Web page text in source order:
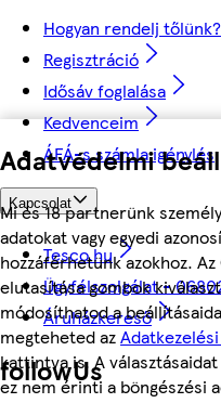
Adatvédelmi
Mi és 18 partnerünk
adatokat vagy egyedi
hozzáférhetünk azokhoz.
elutasítása gombok
módosíthatod a
megteheted az
kattintva is. A
ez nem érinti a böngészési
Hogyan rendelj tőlünk?
Regisztráció
Idősáv foglalása
Kedvenceim
ÁFÁ-s számla igénylés
Kapcsolat
Tesco.hu
Ügyfélszolgálat -
Áruházkereső
followUs